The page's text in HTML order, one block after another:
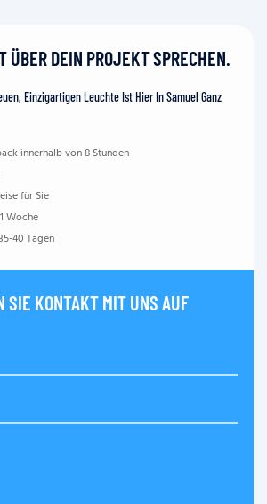
ÜBER DEIN PROJEKT SPRECHEN.
Einzigartigen Leuchte Ist Hier In Samuel Ganz
innerhalb von 8 Stunden
für Sie
Woche
40 Tagen
SIE KONTAKT MIT UNS AUF